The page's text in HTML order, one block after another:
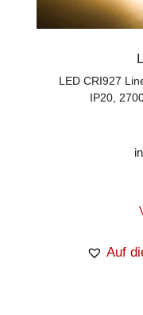
LED CRI927
IP20,
Auf